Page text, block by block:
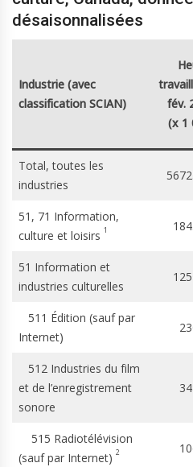
désaisonnalisées
Industrie (avec
classification SCIAN)
fév.
(x 1
Total, toutes les
industries
51, 71 Information,
culture et loisirs 1
51 Information et
industries culturelles
511 Édition (sauf par
Internet)
512 Industries du film
et de l’enregistrement
sonore
515 Radiotélévision
(sauf par Internet) 2